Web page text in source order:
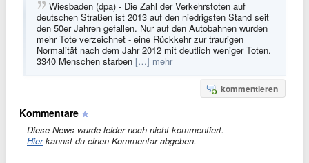
Wiesbaden (dpa) - Die Zahl der Verkehrstoten auf
deutschen Straßen ist 2013 auf den niedrigsten Stand seit
den 50er Jahren gefallen. Nur auf den Autobahnen wurden
mehr Tote verzeichnet - eine Rückkehr zur traurigen
Normalität nach dem Jahr 2012 mit deutlich weniger Toten.
3340 Menschen starben […] mehr
kommentieren
Kommentare
Diese News wurde leider noch nicht kommentiert.
Hierkannst du einen Kommentar abgeben.